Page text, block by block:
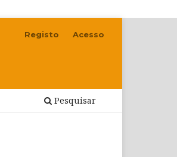
Pesquisar
Registo Acesso